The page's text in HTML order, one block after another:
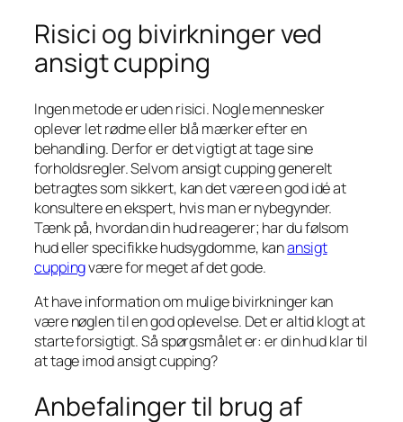
Risici og bivirkninger ved
ansigt cupping
Ingen metode er uden risici. Nogle mennesker
oplever let rødme eller blå mærker efter en
behandling. Derfor er det vigtigt at tage sine
forholdsregler. Selvom ansigt cupping generelt
betragtes som sikkert, kan det være en god idé at
konsultere en ekspert, hvis man er nybegynder.
Tænk på, hvordan din hud reagerer; har du følsom
hud eller specifikke hudsygdomme, kanansigt
cuppingvære for meget af det gode.
At have information om mulige bivirkninger kan
være nøglen til en god oplevelse. Det er altid klogt at
starte forsigtigt. Så spørgsmålet er: er din hud klar til
at tage imod ansigt cupping?
Anbefalinger til brug af